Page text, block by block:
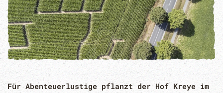
Für Abenteuerlustige pflanzt der Hof Kreye im